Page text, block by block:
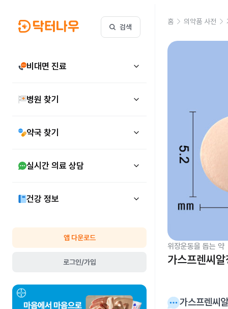
검색
비대면 진료
병원 찾기
약국 찾기
실시간 의료 상담
건강 정보
앱 다운로드
로그인/가입
홈 의약품 사전
위장운동을 돕는 약
가스프렌씨
가스프렌씨